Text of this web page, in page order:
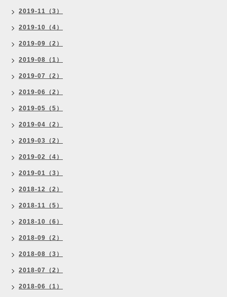
2019-11（3）
2019-10（4）
2019-09（2）
2019-08（1）
2019-07（2）
2019-06（2）
2019-05（5）
2019-04（2）
2019-03（2）
2019-02（4）
2019-01（3）
2018-12（2）
2018-11（5）
2018-10（6）
2018-09（2）
2018-08（3）
2018-07（2）
2018-06（1）